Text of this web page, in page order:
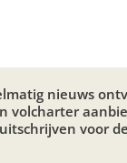
nieuws
volcharter
voor